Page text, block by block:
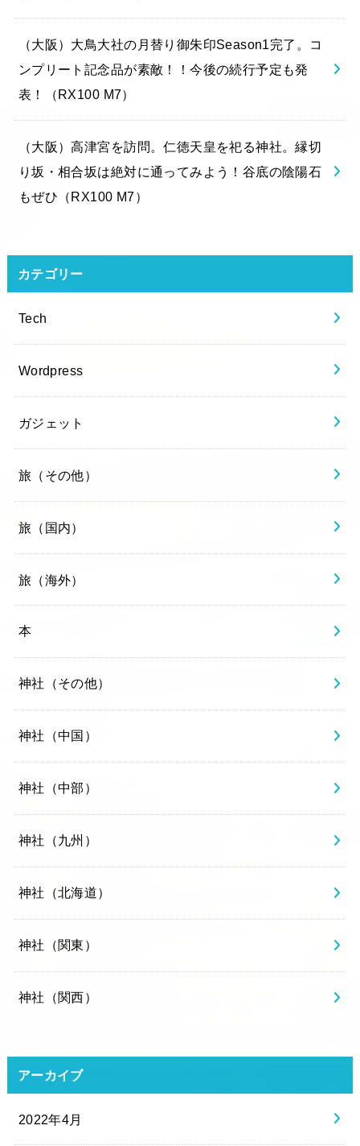
（大阪）大鳥大社の月替り御朱印Season1完了。コ
ンプリート記念品が素敵！！今後の続行予定も発
表！（RX100 M7）
（大阪）高津宮を訪問。仁徳天皇を祀る神社。縁切
り坂・相合坂は絶対に通ってみよう！谷底の陰陽石
もぜひ（RX100 M7）
カテゴリー
Tech
Wordpress
ガジェット
旅（その他）
旅（国内）
旅（海外）
本
神社（その他）
神社（中国）
神社（中部）
神社（九州）
神社（北海道）
神社（関東）
神社（関西）
アーカイブ
2022年4月